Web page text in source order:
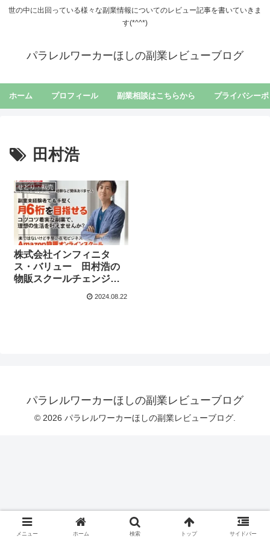
世の中に出回っている様々な副業情報についてのレビュー記事を書いていきま
す(*^^*)
パラレルワーカーほしの副業レビューブログ
ホーム プロフィール 副業相談はこちらから プライバシー
田村浩
せどり・転売
株式会社インフィニタ
ス・バリュー 田村浩の
物販スクールチェンジミ
ーはどんな副業？ まと
2024.08.22
パラレルワーカーほしの副業レビューブログ
© 2026 パラレルワーカーほしの副業レビューブログ.
メニュー ホーム 検索 トップ サイドバー